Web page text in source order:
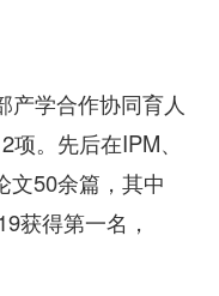
产学合作协同育人
。先后在IPM、
文50余篇，其中
获得第一名，